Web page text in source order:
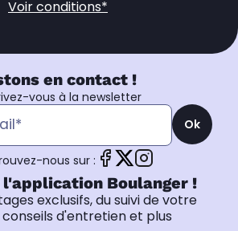
Voir conditions*
en contact !
vous à la newsletter
Ok
nous sur :
l'application Boulanger !
exclusifs, du suivi de votre
d'entretien et plus